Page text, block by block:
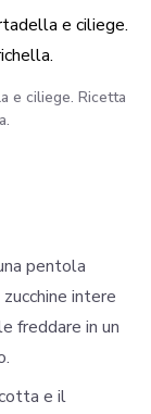
e ciliege. Ricetta
pentola
intere
freddare in un
e il